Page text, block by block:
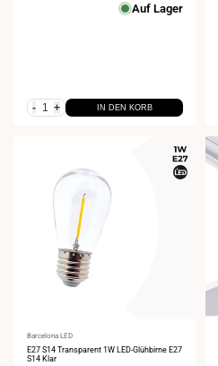
Auf Lager
- + IN DEN KORB
Anbieter:
Barcelona LED
E27 S14 Transparent 1W LED-Glühbirne E27
S14 Klar